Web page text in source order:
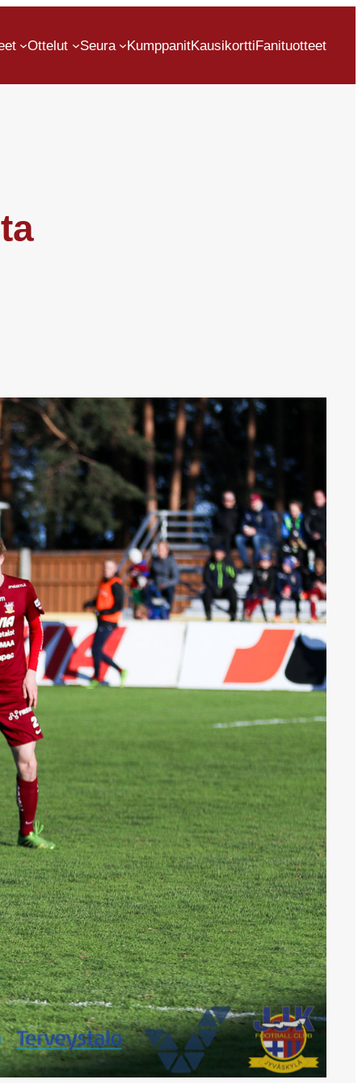
Ottelut Seura KumppanitKausikorttiFanituotteet